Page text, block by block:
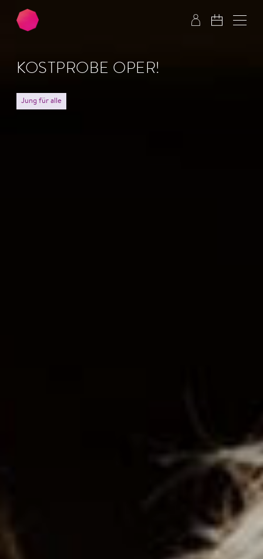
Zum Hauptinhalt springen Zum Footer springen
KOSTPROBE OPER!
Jung für alle